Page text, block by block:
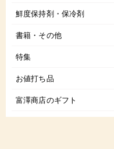
鮮度保持剤・保冷剤
書籍・その他
特集
お値打ち品
富澤商店のギフト